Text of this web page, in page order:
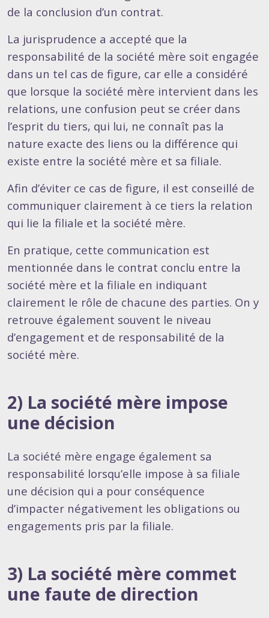
de la conclusion d’un contrat.
La jurisprudence a accepté que la
responsabilité de la société mère soit engagée
dans un tel cas de figure, car elle a considéré
que lorsque la société mère intervient dans les
relations, une confusion peut se créer dans
l’esprit du tiers, qui lui, ne connaît pas la
nature exacte des liens ou la différence qui
existe entre la société mère et sa filiale.
Afin d’éviter ce cas de figure, il est conseillé de
communiquer clairement à ce tiers la relation
qui lie la filiale et la société mère.
En pratique, cette communication est
mentionnée dans le contrat conclu entre la
société mère et la filiale en indiquant
clairement le rôle de chacune des parties. On y
retrouve également souvent le niveau
d’engagement et de responsabilité de la
société mère.
2) La société mère impose
une décision
La société mère engage également sa
responsabilité lorsqu’elle impose à sa filiale
une décision qui a pour conséquence
d’impacter négativement les obligations ou
engagements pris par la filiale.
3) La société mère commet
une faute de direction